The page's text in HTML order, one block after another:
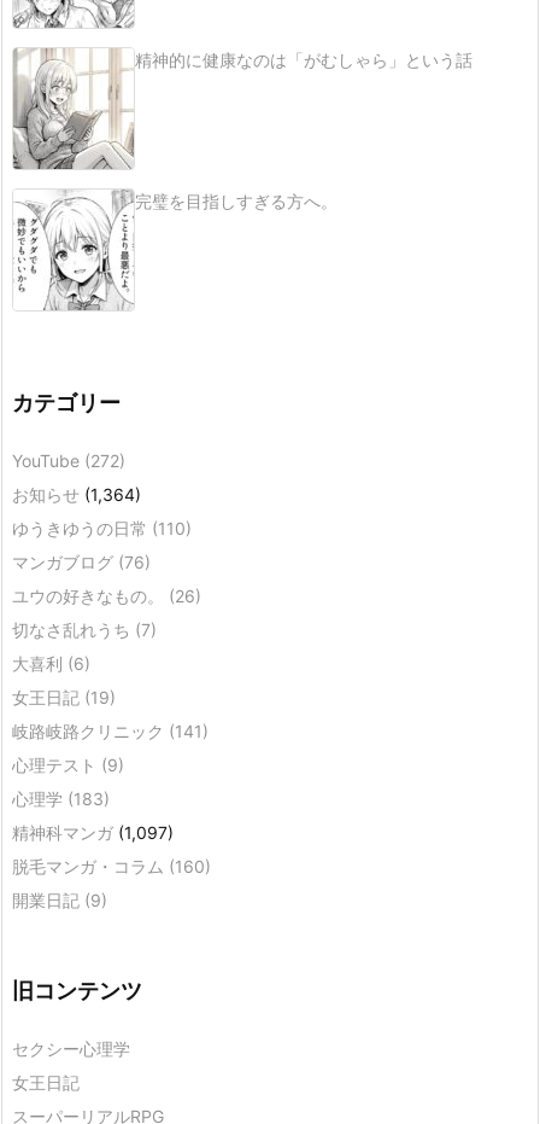
精神的に健康なのは「がむしゃら」という話
完璧を目指しすぎる方へ。
カテゴリー
YouTube (272)
お知らせ (1,364)
ゆうきゆうの日常 (110)
マンガブログ (76)
ユウの好きなもの。 (26)
切なさ乱れうち (7)
大喜利 (6)
女王日記 (19)
岐路岐路クリニック (141)
心理テスト (9)
心理学 (183)
精神科マンガ (1,097)
脱毛マンガ・コラム (160)
開業日記 (9)
旧コンテンツ
セクシー心理学
女王日記
スーパーリアルRPG